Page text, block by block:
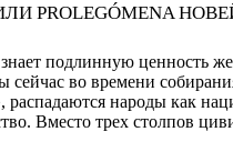
PROLEGÓMENA
подлинную ценность
во времени
распадаются народы как
Вместо трех столпов